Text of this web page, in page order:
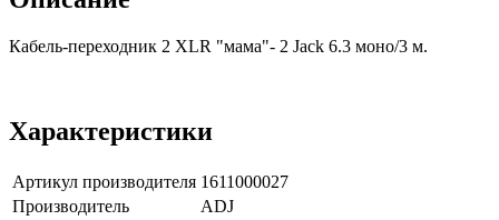
Кабель-переходник 2 XLR "мама"- 2 Jack 6.3 моно/3 м.
Характеристики
Артикул производителя 1611000027
Производитель
ADJ